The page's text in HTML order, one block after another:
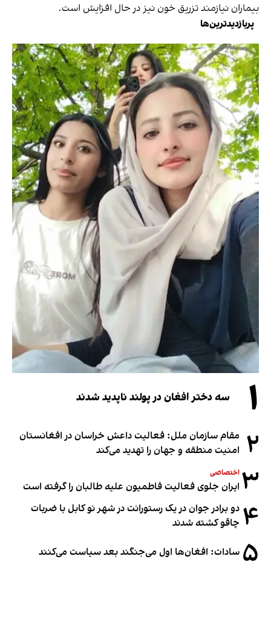
بیماران نیازمند تزریق خون نیز در حال افزایش است.
پربازدیدترین‌ها
۱ سه دختر افغان در پولند ناپدید شدند
۲ مقام سازمان ملل: فعالیت داعش خراسان در افغانستان
امنیت منطقه و جهان را تهدید می‌کند
۳ اختصاصی
ایران جلوی فعالیت فاطمیون علیه طالبان را گرفته است
۴ دو برادر جوان در یک رستورانت در شهر نو کابل با ضربات
چاقو کشته شدند
۵ سادات: افغان‌ها اول می‌جنگند بعد سیاست می‌کنند